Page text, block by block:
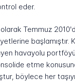
eder.
Temmuz
başlamıştır.
havayolu
etme
böylece her